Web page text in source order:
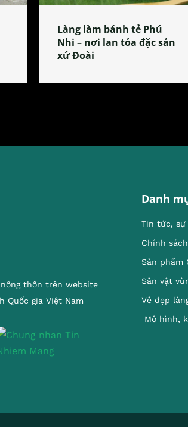
Làng làm bánh tẻ Phú
Nhi – nơi lan tỏa đặc sản
xứ Đoài
thôn trên website
Quốc gia Việt Nam
Danh
Tin tức, sự
Chính sách
Sản phẩm
Sản vật
Vẻ đẹp
Mô hình,